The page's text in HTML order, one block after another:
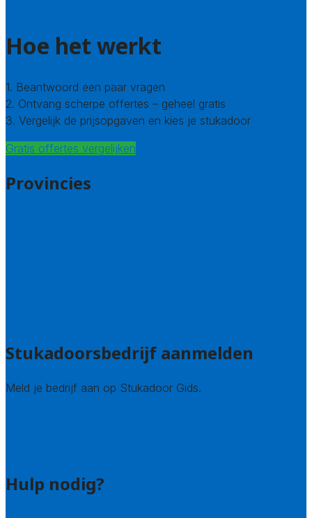
Hoe het werkt
1. Beantwoord een paar vragen
2. Ontvang scherpe offertes – geheel gratis
3. Vergelijk de prijsopgaven en kies je stukadoor
Gratis offertes vergelijken
Provincies
Stukadoorsbedrijf aanmelden
Meld je bedrijf aan op Stukadoor Gids.
Hulp nodig?